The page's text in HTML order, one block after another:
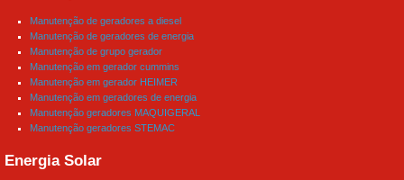
Manutenção de geradores a diesel
Manutenção de geradores de energia
Manutenção de grupo gerador
Manutenção em gerador cummins
Manutenção em gerador HEIMER
Manutenção em geradores de energia
Manutenção geradores MAQUIGERAL
Manutenção geradores STEMAC
Energia Solar